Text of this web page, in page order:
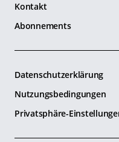
Kontakt
Abonnements
Datenschutzerklärung
Nutzungsbedingungen
Privatsphäre-